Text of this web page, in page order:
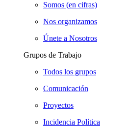
Somos (en cifras)
Nos organizamos
Únete a Nosotros
Grupos de Trabajo
Todos los grupos
Comunicación
Proyectos
Incidencia Política